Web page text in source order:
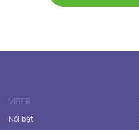
VIBER
Nổi bật